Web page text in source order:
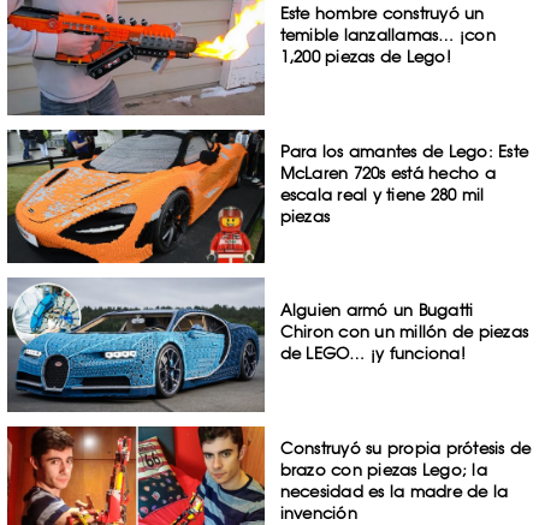
Este hombre construyó un
temible lanzallamas… ¡con
1,200 piezas de Lego!
Para los amantes de Lego: Este
McLaren 720s está hecho a
escala real y tiene 280 mil
piezas
Alguien armó un Bugatti
Chiron con un millón de piezas
de LEGO… ¡y funciona!
Construyó su propia prótesis de
brazo con piezas Lego; la
necesidad es la madre de la
invención